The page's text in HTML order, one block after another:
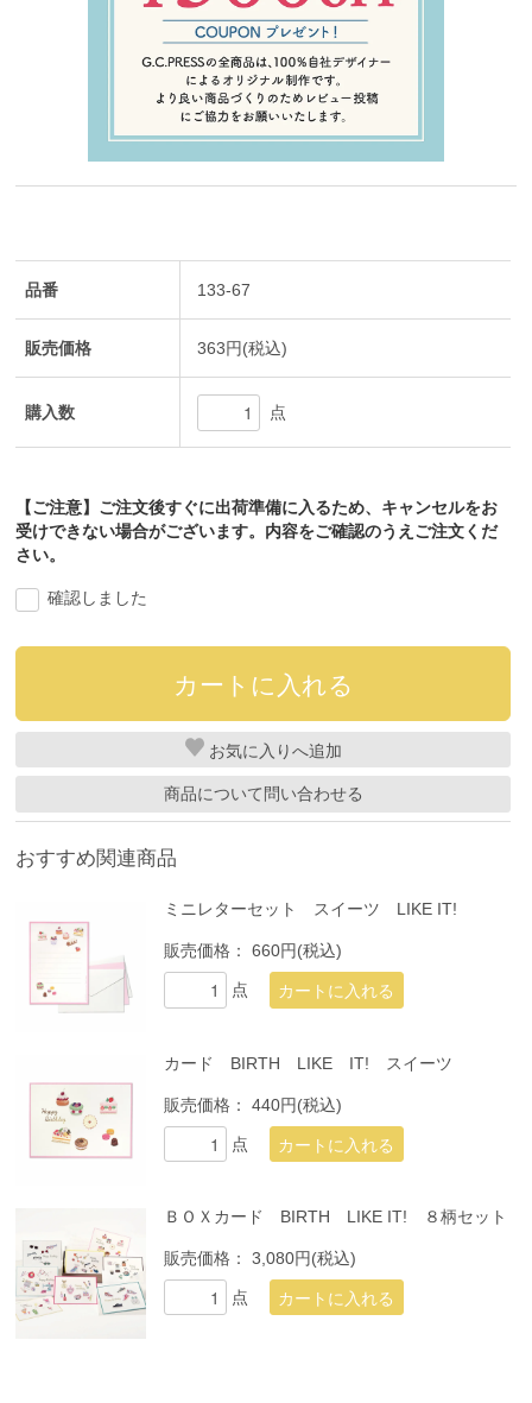
品番 133-67
販売価格 363円(税込)
購入数 点
【ご注意】ご注文後すぐに出荷準備に入るため、キャンセルをお
受けできない場合がございます。内容をご確認のうえご注文くだ
さい。
確認しました
お気に入り
商品について問い合わせる
おすすめ関連商品
ミニレターセット スイーツ LIKE IT!
販売価格：660円(税込)
点
カード BIRTH LIKE IT! スイーツ
販売価格：440円(税込)
点
ＢＯＸカード BIRTH LIKE IT! ８柄セット
販売価格：3,080円(税込)
点